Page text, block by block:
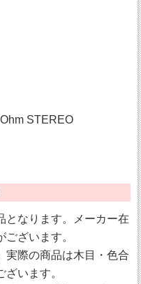
STEREO
なります。メーカー在
ざいます。
際の商品は木目・色合
います。